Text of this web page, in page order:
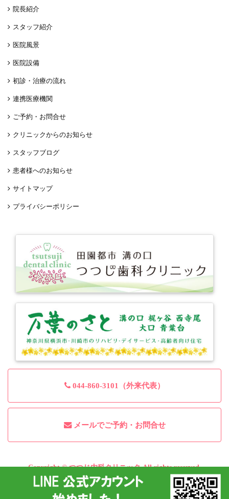
院長紹介
スタッフ紹介
医院風景
医院設備
初診・治療の流れ
連携医療機関
ご予約・お問合せ
クリニックからのお知らせ
スタッフブログ
患者様へのお知らせ
サイトマップ
プライバシーポリシー
044-860-3101 （外来代表）
メールでご予約・お問合せ
Copyright © つつじ内科クリニック All rights reserved.